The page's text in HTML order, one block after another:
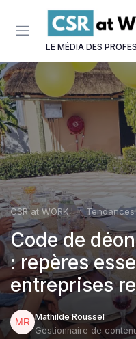
LE MÉDIA DES
CSR at WORK ! Tendances
Code de
: repères
entreprises
Mathilde Roussel
Gestionnaire de
Panneau de gestion des